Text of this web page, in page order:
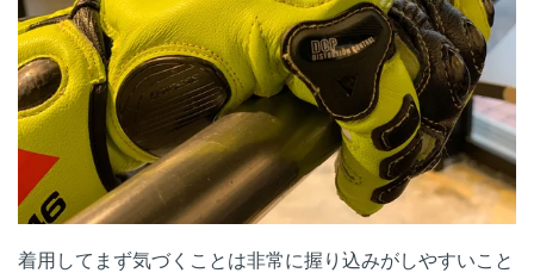
着用してまず気づくことは非常に握り込みがしやすいこと